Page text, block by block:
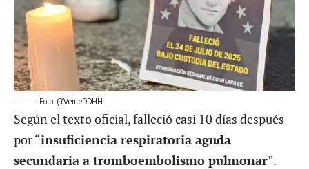
Foto: @VenteDDHH
Según el texto oficial, falleció casi 10 días después
por “insuficiencia respiratoria aguda
secundaria a tromboembolismo pulmonar”.